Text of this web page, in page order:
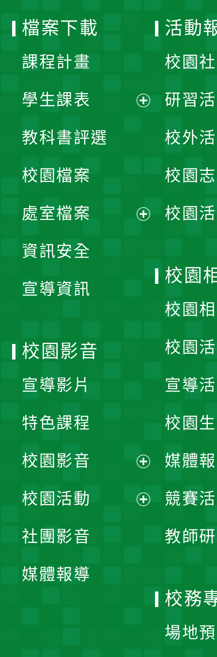
檔案下載
課程計畫
學生課表
單
教科書評選
校園檔案
處室檔案
資訊安全
宣導資訊
活動
校園
研習
校外
校園
校園
校園
校園
校園
宣導
校園
媒體
競賽
教師
校園影音
宣導影片
特色課程
校園影音
開
校園活動
社團影音
媒體報導
校務
場地